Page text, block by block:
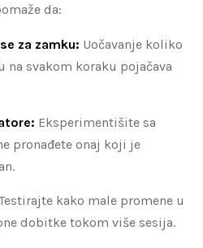
da:
za zamku: Uočavanje koliko
na svakom koraku pojačava
Eksperimentišite sa
pronađete onaj koji je
kako male promene u
dobitke tokom više sesija.